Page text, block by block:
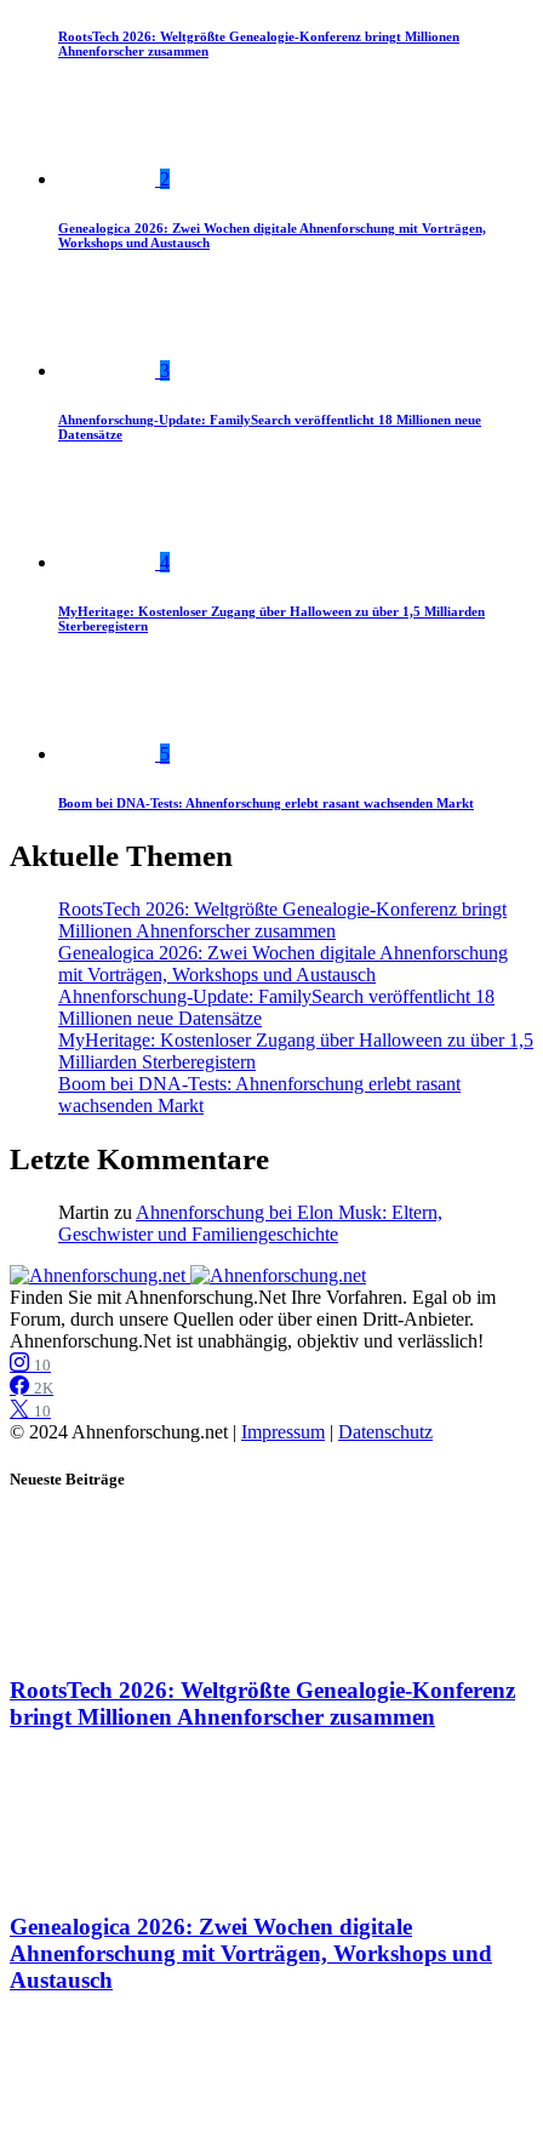
RootsTech 2026: Weltgrößte Genealogie-Konferenz bringt Millionen
Ahnenforscher zusammen
2
Genealogica 2026: Zwei Wochen digitale Ahnenforschung mit Vorträgen,
Workshops und Austausch
3
Ahnenforschung-Update: FamilySearch veröffentlicht 18 Millionen neue
Datensätze
4
MyHeritage: Kostenloser Zugang über Halloween zu über 1,5 Milliarden
Sterberegistern
5
Boom bei DNA-Tests: Ahnenforschung erlebt rasant wachsenden Markt
Aktuelle Themen
RootsTech 2026: Weltgrößte Genealogie-Konferenz bringt
Millionen Ahnenforscher zusammen
Genealogica 2026: Zwei Wochen digitale Ahnenforschung
mit Vorträgen, Workshops und Austausch
Ahnenforschung-Update: FamilySearch veröffentlicht 18
Millionen neue Datensätze
MyHeritage: Kostenloser Zugang über Halloween zu über 1,5
Milliarden Sterberegistern
Boom bei DNA-Tests: Ahnenforschung erlebt rasant
wachsenden Markt
Letzte Kommentare
Martin zu Ahnenforschung bei Elon Musk: Eltern,
Geschwister und Familiengeschichte
Finden Sie mit Ahnenforschung.Net Ihre Vorfahren. Egal ob im
Forum, durch unsere Quellen oder über einen Dritt-Anbieter.
Ahnenforschung.Net ist unabhängig, objektiv und verlässlich!
10
2K
10
© 2024 Ahnenforschung.net | Impressum | Datenschutz
Neueste Beiträge
RootsTech 2026: Weltgrößte Genealogie-Konferenz
bringt Millionen Ahnenforscher zusammen
Genealogica 2026: Zwei Wochen digitale
Ahnenforschung mit Vorträgen, Workshops und
Austausch